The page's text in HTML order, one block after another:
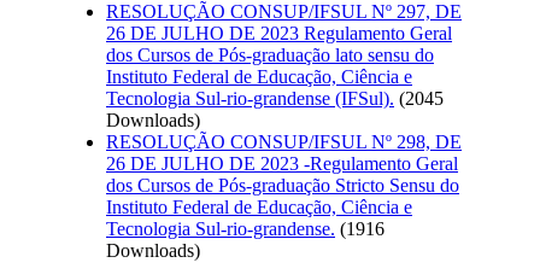
RESOLUÇÃO CONSUP/IFSUL Nº 297, DE
26 DE JULHO DE 2023 Regulamento Geral
dos Cursos de Pós-graduação lato sensu do
Instituto Federal de Educação, Ciência e
Tecnologia Sul-rio-grandense (IFSul). (2045
Downloads)
RESOLUÇÃO CONSUP/IFSUL Nº 298, DE
26 DE JULHO DE 2023 -Regulamento Geral
dos Cursos de Pós-graduação Stricto Sensu do
Instituto Federal de Educação, Ciência e
Tecnologia Sul-rio-grandense. (1916
Downloads)